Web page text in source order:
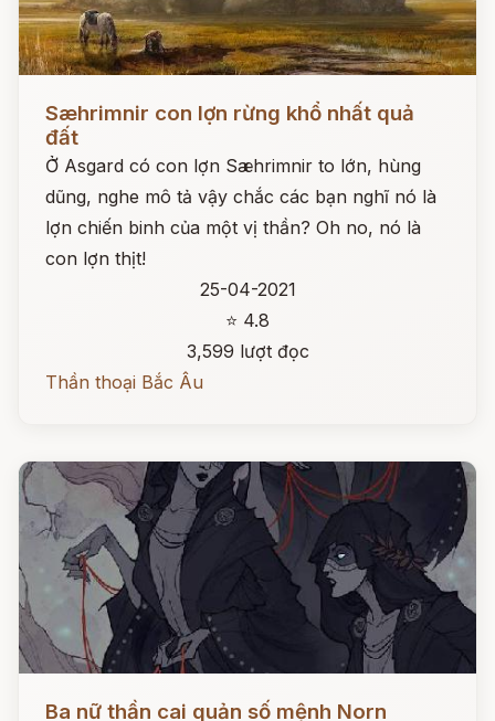
Sæhrimnir con lợn rừng khổ nhất quả
đất
Ở Asgard có con lợn Sæhrimnir to lớn, hùng
dũng, nghe mô tả vậy chắc các bạn nghĩ nó là
lợn chiến binh của một vị thần? Oh no, nó là
con lợn thịt!
25-04-2021
⭐ 4.8
3,599 lượt đọc
Thần thoại Bắc Âu
Ba nữ thần cai quản số mệnh Norn